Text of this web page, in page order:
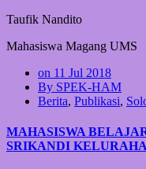
Taufik Nandito
Mahasiswa Magang UMS
on 11 Jul 2018
By SPEK-HAM
Berita, Publikasi,
MAHASISWA
SRIKANDI